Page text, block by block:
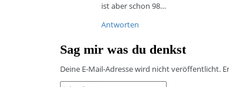
ist aber schon 98…
Antworten
Sag mir was du denkst
Deine E-Mail-Adresse wird nicht veröffentlicht.